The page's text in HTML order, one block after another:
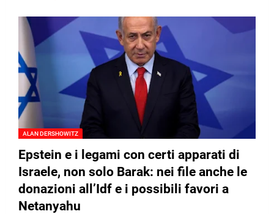
ALAN DERSHOWITZ
Epstein e i legami con certi apparati di
Israele, non solo Barak: nei file anche le
donazioni all’Idf e i possibili favori a
Netanyahu